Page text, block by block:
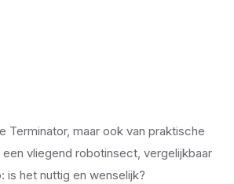
Terminator, maar ook van praktische
vliegend robotinsect, vergelijkbaar
is het nuttig en wenselijk?